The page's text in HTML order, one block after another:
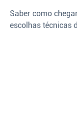
Saber como
escolhas técnicas